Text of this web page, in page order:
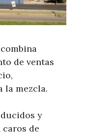
de ventas
la mezcla.
y
de